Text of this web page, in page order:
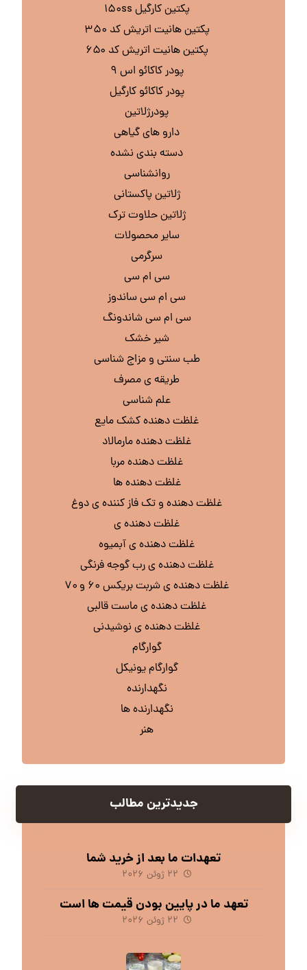
پکتین کارگیل ۱۵۰ss
پکتین هانیت اتریش کد ۳۵۰
پکتین هانیت اتریش کد ۶۵۰
پودر کاکائو اس ۹
پودر کاکائو کارگیل
پودرژلاتین
دارو های گیاهی
دسته بندی نشده
روانشناسی
ژلاتین پاکستانی
ژلاتین حلاوت ترک
سایر محصولات
سرگرمی
سی ام سی
سی ام سی ساندوز
سی ام سی شاندونگ
شیر خشک
طب سنتی و مزاج شناسی
طریقه ی مصرف
علم شناسی
غلظت دهنده کشک مایع
غلظت دهنده مارمالاد
غلظت دهنده مربا
غلظت دهنده ها
غلظت دهنده و تک فاز کننده ی دوغ
غلظت دهنده ی
غلظت دهنده ی آبمیوه
غلظت دهنده ی رب گوجه فرنگی
غلظت دهنده ی شربت بریکس ۶۰ و ۷۰
غلظت دهنده ی ماست قالبی
غلظت دهنده ی نوشیدنی
گوارگام
گوارگام یونیکل
نگهدارنده
نگهدارنده ها
هنر
جدیدترین مطالب
تعهدات ما بعد از خرید شما
۲۲ ژوئن ۲۰۲۶
تعهد ما در پایین بودن قیمت ها است
۲۲ ژوئن ۲۰۲۶